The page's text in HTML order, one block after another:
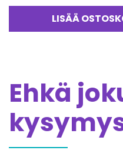
Arvostelu
LISÄÄ
Ehkä